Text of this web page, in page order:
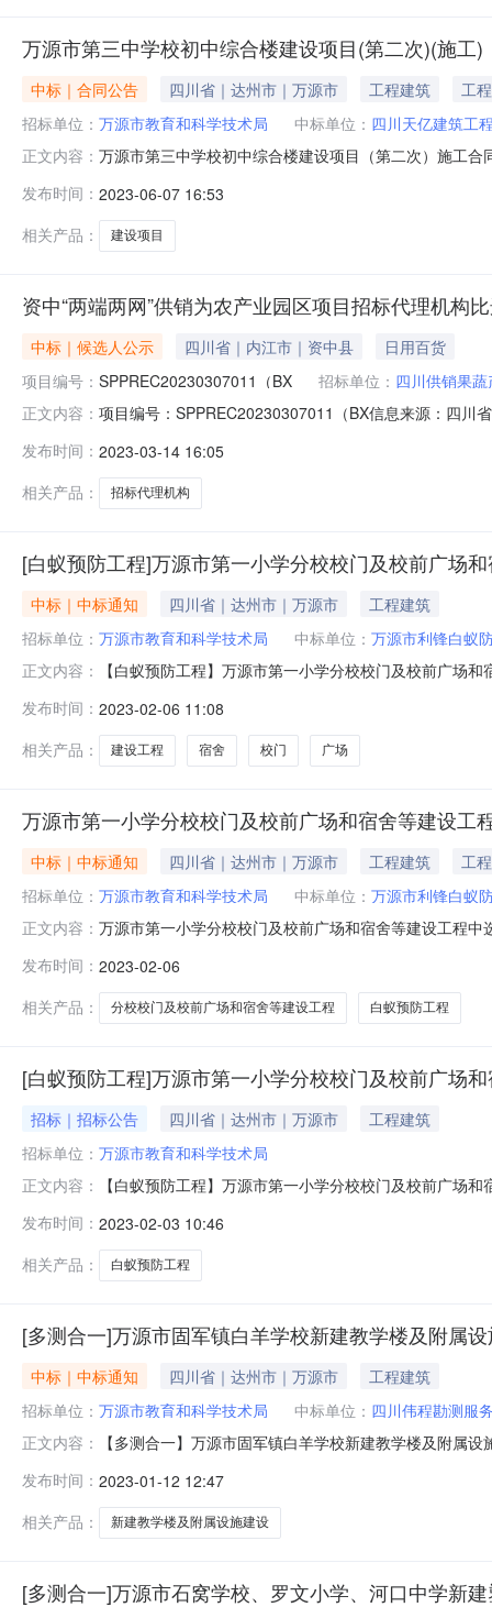
万源市第三中学校初中综合楼建设项目(第二次)(施工)
中标｜合同公告 四川省｜达州市｜万源市 工程建筑
工程
招标单位： 万源市教育和科学技术局 中标单位： 四川天亿建筑工
正文内容： 万源市第三中学校初中综合楼建设项目（第二次）施工
61398399签约合同价（元）签约合同价（其他价格形式
发布时间： 2023-06-07 16:53
相关产品：
建设项目
资中“两端两网”供销为农产业园区项目招标代理机构
中标｜候选人公示 四川省｜内江市｜资中县
日用百货
项目编号： SPPREC20230307011（BX 招标单位： 四川供销果
正文内容： 项目编号：SPPREC20230307011（BX信息来源：四川
示（标准文本)项目名称资中“两端两网”供销为农产业园
发布时间： 2023-03-14 16:05
相关产品：
招标代理机构
[白蚁预防工程]万源市第一小学分校校门及校前广场
中标｜中标通知 四川省｜达州市｜万源市
工程建筑
招标单位： 万源市教育和科学技术局 中标单位： 万源市利锋白蚁
正文内容：
【白蚁预防工程】万源市第一小学分校校门及校前广场
发布日期2023年02月06日10:40:08四、中标须知请于自
本网站是中介交易信息发
发布时间： 2023-02-06 11:08
相关产品：
建设工程 宿舍 校门 广场
万源市第一小学分校校门及校前广场和宿舍等建设工
中标｜中标通知 四川省｜达州市｜万源市 工程建筑
工程
招标单位： 万源市教育和科学技术局 中标单位： 万源市利锋白蚁
正文内容： 万源市第一小学分校校门及校前广场和宿舍等建设工程
白蚁防治有限公司中选服务费用26885.4元中介超市业务
发布时间： 2023-02-06
相关产品：
分校校门及校前广场和宿舍等建设工程 白蚁预防工程
[白蚁预防工程]万源市第一小学分校校门及校前广场
招标｜招标公告 四川省｜达州市｜万源市
工程建筑
招标单位： 万源市教育和科学技术局
正文内容：
【白蚁预防工程】万源市第一小学分校校门及校前广场
附件内容项目需求材料暂无竞价内容范围中介服务完成
关部门
发布时间： 2023-02-03 10:46
相关产品：
白蚁预防工程
[多测合一]万源市固军镇白羊学校新建教学楼及附属
中标｜中标通知 四川省｜达州市｜万源市
工程建筑
招标单位： 万源市教育和科学技术局 中标单位： 四川伟程勘测服
正文内容：
【多测合一】万源市固军镇白羊学校新建教学楼及附属
告发布日期2023年01月12日12:18:54四、中标须知请于
明：本网站是中介交易信息
发布时间： 2023-01-12 12:47
相关产品：
新建教学楼及附属设施建设
[多测合一]万源市石窝学校、罗文小学、河口中学新